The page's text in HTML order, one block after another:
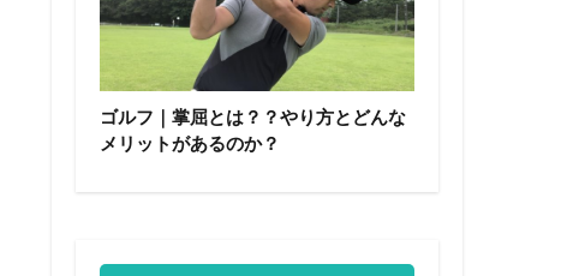
ゴルフ｜掌屈とは？？やり方とどんな
メリットがあるのか？